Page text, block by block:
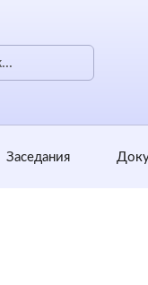
Заседания